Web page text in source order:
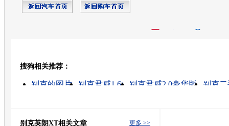
搜狗相关推荐：
别克的图片 别克君威1.6t 别克君威2.0豪华版
别克
更多 >>
别克英朗XT相关文章